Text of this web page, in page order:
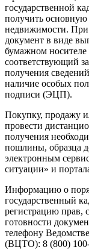
государственной
получить
недвижимости. При
документ в виде
бумажном носителе
соответствующий
получения
наличие особых
подписи (ЭЦП).
Покупку, продажу
провести
получения
пошлины, образца
электронным
ситуации» и
Информацию о
государственный
регистрацию прав,
готовности
телефону
(ВЦТО): 8 (800)